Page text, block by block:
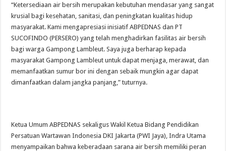
“Ketersediaan air bersih merupakan kebutuhan mendasar yang sangat
krusial bagi kesehatan, sanitasi, dan peningkatan kualitas hidup
masyarakat. Kami mengapresiasi inisiatif ABPEDNAS dan PT
SUCOFINDO (PERSERO) yang telah menghadirkan fasilitas air bersih
bagi warga Gampong Lambleut. Saya juga berharap kepada
masyarakat Gampong Lambleut untuk dapat menjaga, merawat, dan
memanfaatkan sumur bor ini dengan sebaik mungkin agar dapat
dimanfaatkan dalam jangka panjang,” tuturnya.
Ketua Umum ABPEDNAS sekaligus Wakil Ketua Bidang Pendidikan
Persatuan Wartawan Indonesia DKI Jakarta (PWI Jaya), Indra Utama
menyampaikan bahwa keberadaan sarana air bersih memiliki peran